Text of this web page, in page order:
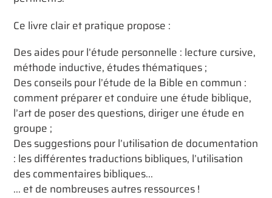
Ce livre clair et pratique propose :
Des aides pour l’étude personnelle : lecture cursive,
méthode inductive, études thématiques ;
Des conseils pour l’étude de la Bible en commun :
comment préparer et conduire une étude biblique,
l’art de poser des questions, diriger une étude en
groupe ;
Des suggestions pour l’utilisation de documentation
: les différentes traductions bibliques, l’utilisation
des commentaires bibliques...
... et de nombreuses autres ressources !